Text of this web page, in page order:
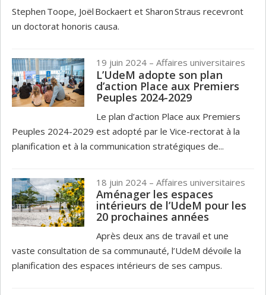
Stephen Toope, Joël Bockaert et Sharon Straus recevront
un doctorat honoris causa.
19 juin 2024 – Affaires universitaires
L’UdeM adopte son plan
d’action Place aux Premiers
Peuples 2024-2029
Le plan d’action Place aux Premiers
Peuples 2024-2029 est adopté par le Vice-rectorat à la
planification et à la communication stratégiques de...
18 juin 2024 – Affaires universitaires
Aménager les espaces
intérieurs de l’UdeM pour les
20 prochaines années
Après deux ans de travail et une
vaste consultation de sa communauté, l’UdeM dévoile la
planification des espaces intérieurs de ses campus.